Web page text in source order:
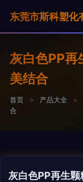
灰白色PP再
美结合
首页 > 产品大全 >
合
灰白色PP再生